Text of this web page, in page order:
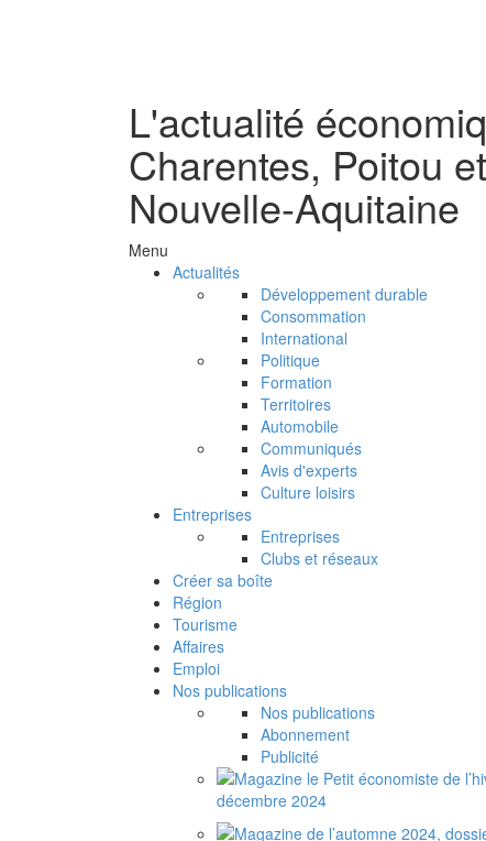
L'actualité
Charentes, Poitou et
Nouvelle-Aquitaine
Menu
Actualités
Développement durable
Consommation
International
Politique
Formation
Territoires
Automobile
Communiqués
Avis d'experts
Culture loisirs
Entreprises
Entreprises
Clubs et réseaux
Créer sa boîte
Région
Tourisme
Affaires
Emploi
Nos publications
Nos publications
Abonnement
Publicité
décembre 2024